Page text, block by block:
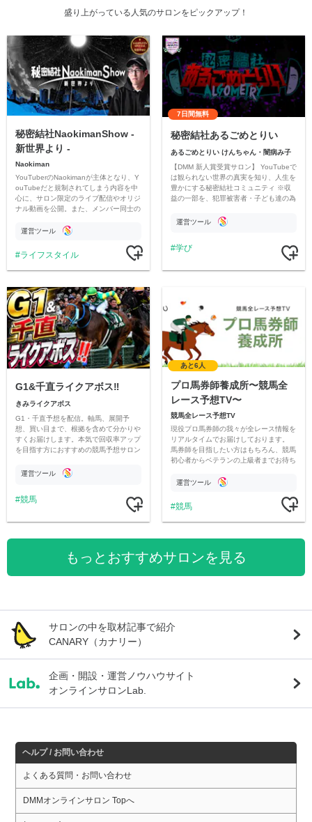
盛り上がっている人気のサロンをピックアップ！
秘密結社NaokimanShow -
新世界より -
Naokiman
YouTuberのNaokimanが主体となり、Y
ouTubeだと規制されてしまう内容を中
心に、サロン限定のライブ配信やオリジ
ナル動画を公開。また、メンバー同士の
ただいています。
運営ツール
ライフスタイル
7日間無料
秘密結社あるごめとりい
あるごめとりい けんちゃん・闇病み子
【DMM 新人賞受賞サロン】 YouTubeで
は観られない世界の真実を知り、人生を
豊かにする秘密結社コミュニティ ※収
益の一部を、犯罪被害者・子ども達の為
す運営ツール
学び
G1&千直ライクアボス‼️
きみライクアボス
G1・千直予想を配信。軸馬、展開予
想、買い目まで、根拠を含めて分かりや
すくお届けします。本気で回収率アップ
を目指す方におすすめの競馬予想サロン
運営ツール
競馬
あと6人
プロ馬券師養成所〜競馬全
レース予想TV〜
競馬全レース予想TV
現役プロ馬券師の我々が全レース情報を
リアルタイムでお届けしております。
馬券師を目指したい方はもちろん、競馬
初心者からベテランの上級者までお待ち
運営ツール
競馬
もっとおすすめサロンを見る
サロンの中を取材記事で紹介
CANARY（カナリー）
企画・開設・運営ノウハウサイト
オンラインサロンLab.
ヘルプ / お問い合わせ
よくある質問・お問い合わせ
DMMオンラインサロン Topへ